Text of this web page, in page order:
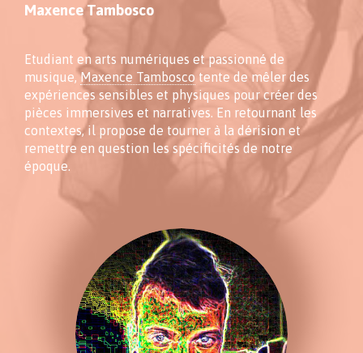
Maxence Tambosco
Etudiant en arts numériques et passionné de
musique,Maxence Tambosco tente de mêler des
expériences sensibles et physiques pour créer des
pièces immersives et narratives. En retournant les
contextes, il propose de tourner à la dérision et
remettre en question les spécificités de notre
époque.